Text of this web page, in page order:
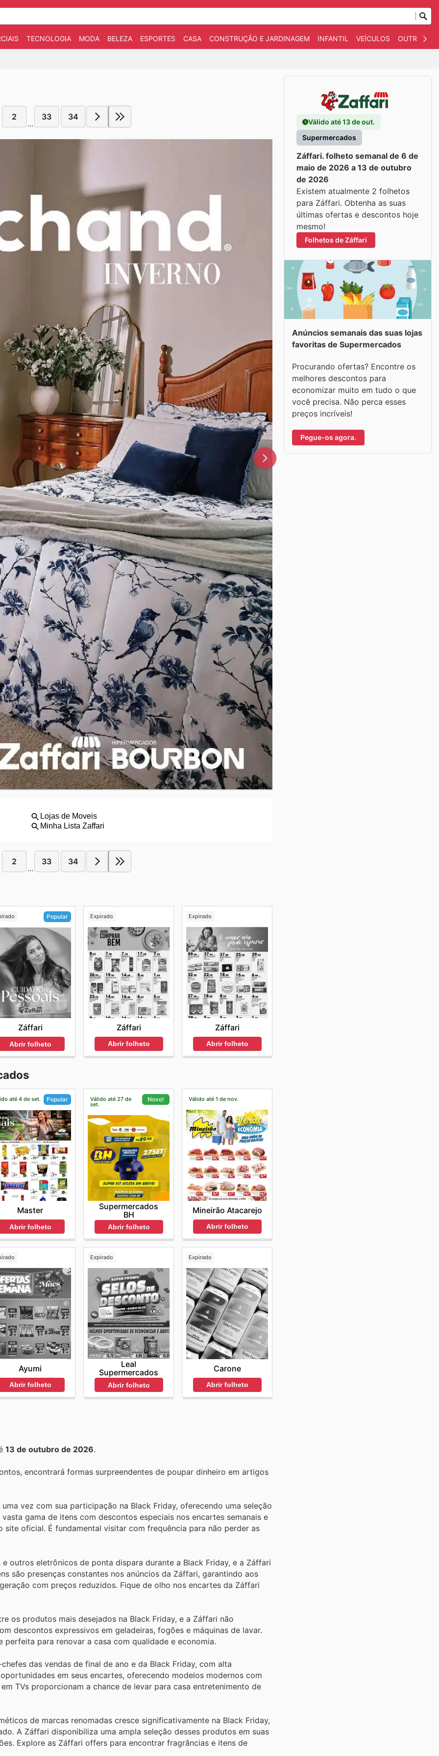
TECNOLOGIA MODA BELEZA ESPORTES CASA CONSTRUÇÃO E JARDINAGEM INFANTIL VEÍCULOS OUTROS
2
...
33 34
2
...
33 34
Popular
Záffari
Abrir folheto
Expirado
Záffari
Abrir folheto
Expirado
Záffari
Abrir folheto
até 4 de set. Popular
Master
Abrir folheto
Válido até 27 de
set.
Novo!
Supermercados
BH
Abrir folheto
Válido até 1 de nov.
Mineirão Atacarejo
Abrir folheto
Ayumi
Abrir folheto
Expirado
Leal
Supermercados
Abrir folheto
Expirado
Carone
Abrir folheto
13 de outubro de 2026.
encontrará formas surpreendentes de poupar dinheiro em artigos
vez com sua participação na Black Friday, oferecendo uma seleção
gama de itens com descontos especiais nos encartes semanais e
oficial. É fundamental visitar com frequência para não perder as
outros eletrônicos de ponta dispara durante a Black Friday, e a Záffari
são presenças constantes nos anúncios da Záffari, garantindo aos
com preços reduzidos. Fique de olho nos encartes da Záffari
os produtos mais desejados na Black Friday, e a Záffari não
descontos expressivos em geladeiras, fogões e máquinas de lavar.
para renovar a casa com qualidade e economia.
das vendas de final de ano e da Black Friday, com alta
em seus encartes, oferecendo modelos modernos com
TVs proporcionam a chance de levar para casa entretenimento de
de marcas renomadas cresce significativamente na Black Friday,
A Záffari disponibiliza uma ampla seleção desses produtos em suas
Explore as Záffari offers para encontrar fragrâncias e itens de
Válido até 13 de out.
Supermercados
Záffari. folheto semanal de 6 de
maio de 2026 a 13 de outubro
de 2026
Existem atualmente 2 folhetos
para Záffari. Obtenha as suas
últimas ofertas e descontos hoje
mesmo!
Folhetos de Záffari
Anúncios semanais das suas lojas
favoritas de Supermercados
Procurando ofertas? Encontre os
melhores descontos para
economizar muito em tudo o que
você precisa. Não perca esses
preços incríveis!
Pegue-os agora.